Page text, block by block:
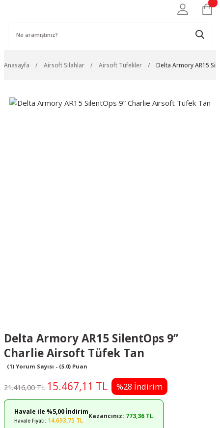
Anasayfa Airsoft Silahlar Airsoft Tüfekler Delta Armory AR15
Delta Armory AR15 SilentOps 9”
Charlie Airsoft Tüfek Tan
(1) Yorum Sayısı - (5.0) Puan
21.416,00 TL 15.467,11 TL %28 İndirim
Havale ile %5,00 İndirim
Havale Fiyatı: 14.693,75 TL
Kazancınız: 773,36 TL